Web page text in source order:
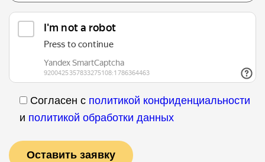
Согласен с политикой конфиденциальности
и политикой обработки данных